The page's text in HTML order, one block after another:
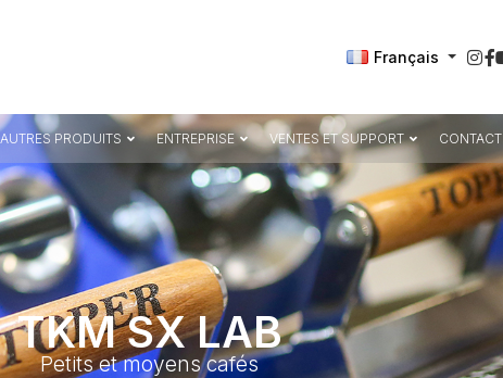
Français
AUTRES PRODUITS ENTREPRISE VENTES ET SUPPORT CONTACT
TKM SX LAB
Petits et moyens cafés